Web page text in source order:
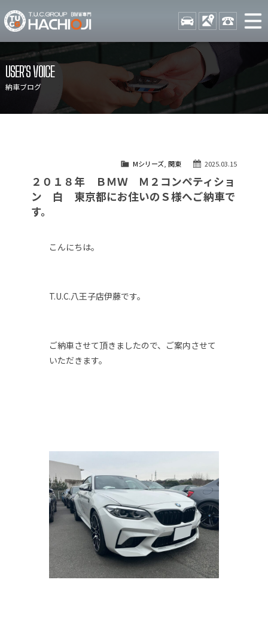
TUCグループ BMW専門 八
STOCK ACCESS 042-
ニュース
在庫リスト
目玉車両一覧
店舗紹介
保証＆サービス
アクセスマップ
自動車保険
TUCとは？
リクルート
USER'S VOICE
納車ブログ
2025.03.15
Mシリーズ, 関東
２０１８年 ＢＭＷ Ｍ２コンペティショ
ン 白 東京都にお住いのＳ様へご納車で
す。
こんにちは。
T.U.C.八王子店伊藤です。
ご納車させて頂きましたので、ご案内させて
いただきます。